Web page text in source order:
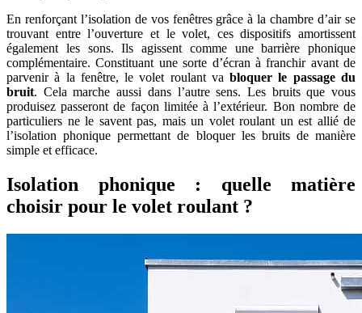
En renforçant l’isolation de vos fenêtres grâce à la chambre d’air se
trouvant entre l’ouverture et le volet, ces dispositifs amortissent
également les sons. Ils agissent comme une barrière phonique
complémentaire. Constituant une sorte d’écran à franchir avant de
parvenir à la fenêtre, le volet roulant vabloquer le passage du
bruit. Cela marche aussi dans l’autre sens. Les bruits que vous
produisez passeront de façon limitée à l’extérieur. Bon nombre de
particuliers ne le savent pas, mais un volet roulant un est allié de
l’isolation phonique permettant de bloquer les bruits de manière
simple et efficace.
Isolation phonique : quelle matière
choisir pour le volet roulant ?